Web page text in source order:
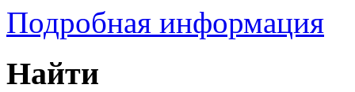
Подробная информация
Найти